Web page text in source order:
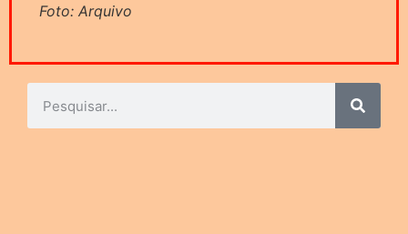
Foto: Arquivo